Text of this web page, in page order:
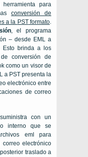
herramienta para
conversión de
a la PSTformato.
, el programa
– desde EML a
Esto brinda a los
conversión de
como un visor de
a PST presenta la
electrónico entre
de correo
con un
interno que se
eml para
electrónico
traslado a